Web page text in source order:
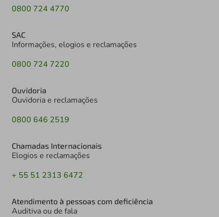
0800 724 4770
SAC
Informações, elogios e reclamações
0800 724 7220
Ouvidoria
Ouvidoria e reclamações
0800 646 2519
Chamadas Internacionais
Elogios e reclamações
+ 55 51 2313 6472
Atendimento à pessoas com deficiência
Auditiva ou de fala